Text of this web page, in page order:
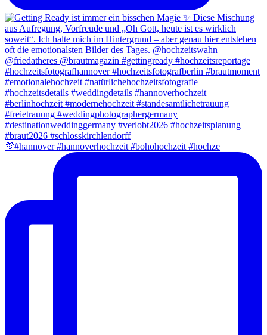
💜#hannover #hannoverhochzeit #bohohochzeit #hochze